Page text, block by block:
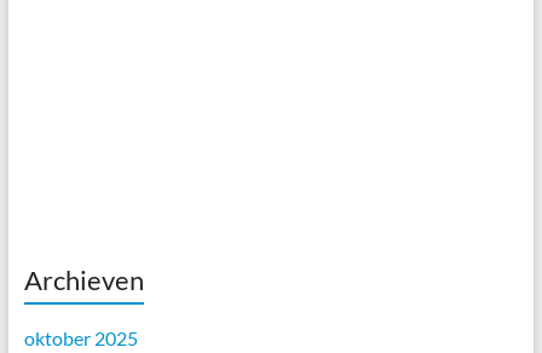
Archieven
oktober 2025